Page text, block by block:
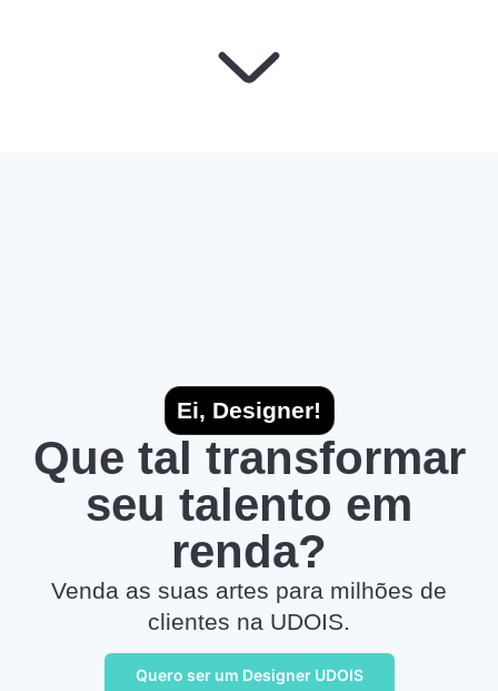
Ei, Designer!
Que tal transformar
seu talento em
renda?
Venda as suas artes para milhões de
clientes na UDOIS.
Quero ser um Designer UDOIS